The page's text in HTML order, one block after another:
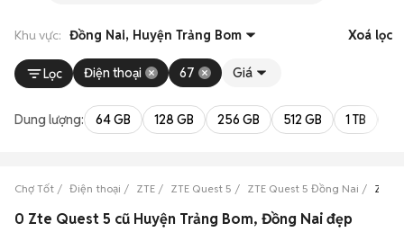
Khu vực: Đồng Nai, Huyện Trảng Bom Xoá lọc
Lọc Điện thoại 67 Giá
Dung lượng: 64 GB 128 GB 256 GB 512 GB 1 TB
Chợ Tốt Điện thoại ZTE ZTE Quest 5 ZTE Quest 5 Đồng Nai ZTE
0 Zte Quest 5 cũ Huyện Trảng Bom, Đồng Nai đẹp